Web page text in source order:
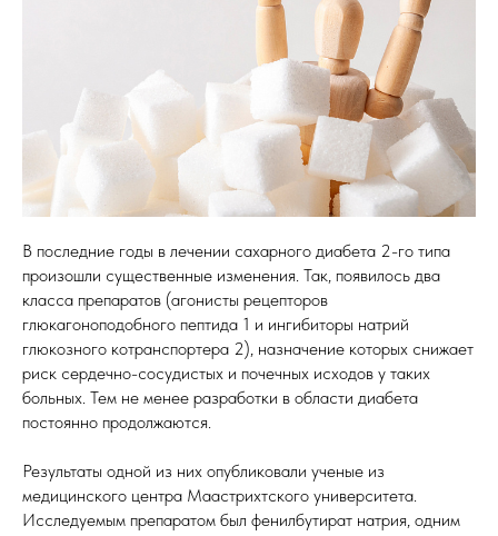
В последние годы в лечении сахарного диабета 2-го типа
произошли существенные изменения. Так, появилось два
класса препаратов (агонисты рецепторов
глюкагоноподобного пептида 1 и ингибиторы натрий
глюкозного котранспортера 2), назначение которых снижает
риск сердечно-сосудистых и почечных исходов у таких
больных. Тем не менее разработки в области диабета
постоянно продолжаются.
Результаты одной из них опубликовали ученые из
медицинского центра Маастрихтского университета.
Исследуемым препаратом был фенилбутират натрия, одним